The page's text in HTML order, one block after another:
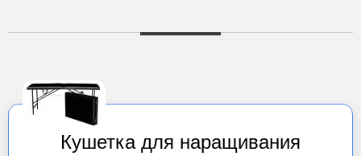
Кушетка для наращивания